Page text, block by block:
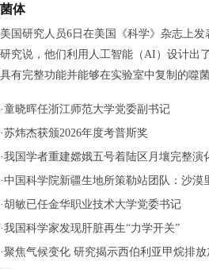
菌体
美国研究人员6日在美国《科学》杂志上发
研究说，他们利用人工智能（AI）设计出了
具有完整功能并能够在实验室中复制的噬菌
·童晓晖任浙江师范大学党委副书记
·苏炜杰获颁2026年度考普斯奖
·我国学者重建嫦娥五号着陆区月壤完整演
·中国科学院新疆生地所策勒站团队：沙漠
·胡敏已任金华职业技术大学党委书记
·我国科学家发现肝脏再生“力学开关”
·聚焦气候变化 研究揭示西伯利亚甲烷排放